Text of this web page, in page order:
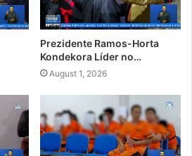
Prezidente Ramos-Horta
Kondekora Líder no…
August 1, 2026